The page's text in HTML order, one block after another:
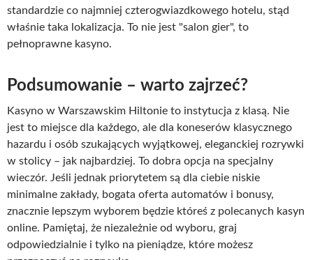
standardzie co najmniej czterogwiazdkowego hotelu, stąd
właśnie taka lokalizacja. To nie jest "salon gier", to
pełnoprawne kasyno.
Podsumowanie – warto zajrzeć?
Kasyno w Warszawskim Hiltonie to instytucja z klasą. Nie
jest to miejsce dla każdego, ale dla koneserów klasycznego
hazardu i osób szukających wyjątkowej, eleganckiej rozrywki
w stolicy – jak najbardziej. To dobra opcja na specjalny
wieczór. Jeśli jednak priorytetem są dla ciebie niskie
minimalne zakłady, bogata oferta automatów i bonusy,
znacznie lepszym wyborem będzie któreś z polecanych kasyn
online. Pamiętaj, że niezależnie od wyboru, graj
odpowiedzialnie i tylko na pieniądze, które możesz